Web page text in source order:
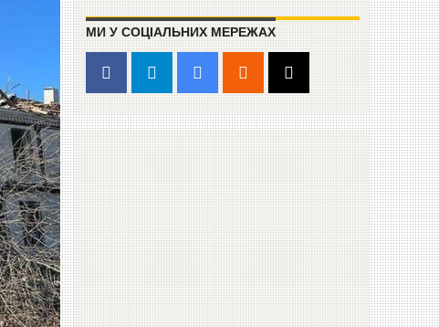
МИ У СОЦІАЛЬНИХ МЕРЕЖАХ